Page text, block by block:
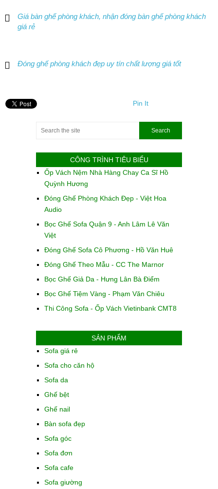
Giá bàn ghế phòng khách, nhận đóng bàn ghế phòng khách
giá rẻ
Đóng ghế phòng khách đẹp uy tín chất lượng giá tốt
Pin It
CÔNG TRÌNH TIÊU BIỂU
Ốp Vách Nệm Nhà Hàng Chay Ca Sĩ Hồ
Quỳnh Hương
Đóng Ghế Phòng Khách Đẹp - Việt Hoa
Audio
Bọc Ghế Sofa Quận 9 - Anh Lâm Lê Văn
Việt
Đóng Ghế Sofa Cô Phương - Hồ Văn Huê
Đóng Ghế Theo Mẫu - CC The Marnor
Bọc Ghế Giả Da - Hưng Lân Bà Điểm
Bọc Ghế Tiệm Vàng - Phạm Văn Chiêu
Thi Công Sofa - Ốp Vách Vietinbank CMT8
SẢN PHẨM
Sofa giá rẻ
Sofa cho căn hộ
Sofa da
Ghế bệt
Ghế nail
Bàn sofa đẹp
Sofa góc
Sofa đơn
Sofa cafe
Sofa giường